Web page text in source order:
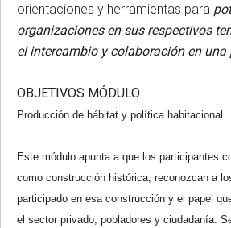
orientaciones y herramientas para
organizaciones en sus respectivos
el intercambio y colaboración en una
OBJETIVOS MÓDULO
Producción de hábitat y política habitacional
Este módulo apunta a que los participantes
como construcción histórica, reconozcan a
participado en esa construcción y el papel
el sector privado, pobladores y ciudadanía.